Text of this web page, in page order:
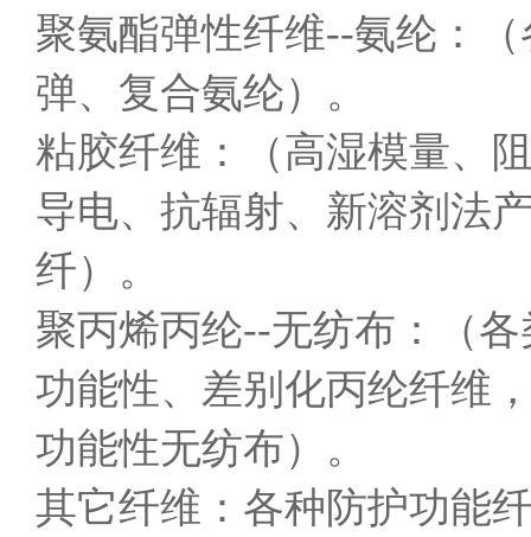
聚氨酯弹性纤维--氨纶：
弹、复合氨纶）。
粘胶纤维：（高湿模量、
导电、抗辐射、新溶剂法
纤）。
聚丙烯丙纶--无纺布：（
功能性、差别化丙纶纤维
功能性无纺布）。
其它纤维：各种防护功能